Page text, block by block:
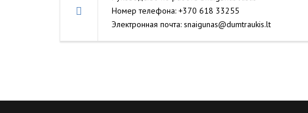
Номер телефона: +370 618 33255
Электронная почта: snaigunas@dumtraukis.lt